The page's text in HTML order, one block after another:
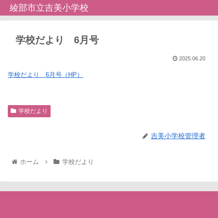
綾部市立吉美小学校
学校だより 6月号
2025.06.20
学校だより 6月号（HP）
学校だより
吉美小学校管理者
ホーム 学校だより